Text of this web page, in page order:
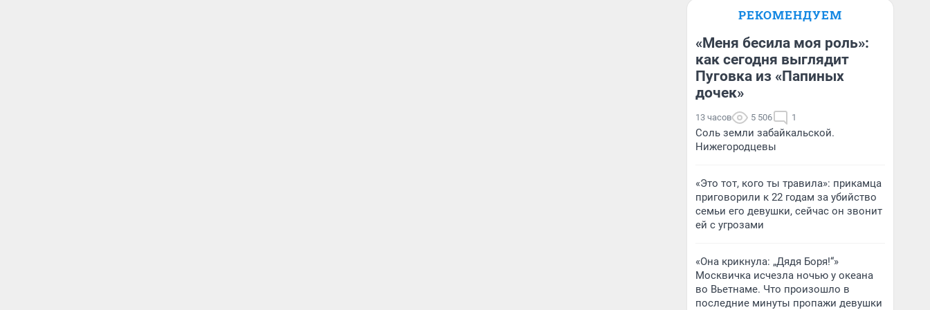
РЕКОМЕНДУЕМ
«Меня бесила моя роль»:
как сегодня выглядит
Пуговка из «Папиных
дочек»
13 часов 5 506 1
Соль земли забайкальской.
Нижегородцевы
«Это тот, кого ты травила»: прикамца
приговорили к 22 годам за убийство
семьи его девушки, сейчас он звонит
ей с угрозами
«Она крикнула: „Дядя Боря!“»
Москвичка исчезла ночью у океана
во Вьетнаме. Что произошло в
последние минуты пропажи девушки